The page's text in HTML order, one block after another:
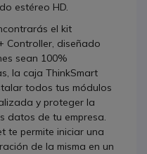
estéreo HD.
el kit
Controller, diseñado
sean 100%
la caja ThinkSmart
todos tus módulos
y proteger la
datos de tu empresa.
te permite iniciar una
de la misma en un